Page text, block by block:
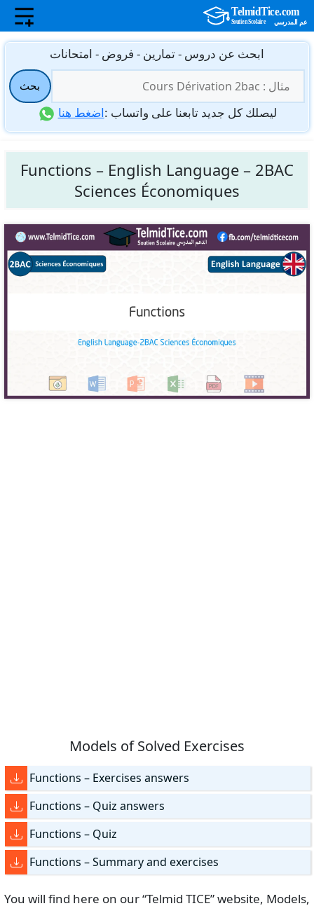
انتقل
المحتوى
ابحث عن دروس - تمارين - فروض - امتحانات
عن:
بحث
ليصلك كل جديد تابعنا على واتساب :اضغط هنا
Functions – English Language – 2BAC
Sciences Économiques
Models of Solved Exercises
Functions – Exercises answers
Functions – Quiz answers
Functions – Quiz
Functions – Summary and exercises
You will find here on our “Telmid TICE” website, Models,